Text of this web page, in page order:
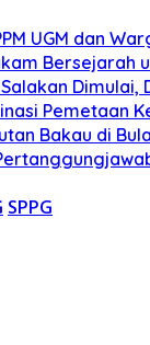
UGM dan
Pemetaan
Bakau di
SPPG